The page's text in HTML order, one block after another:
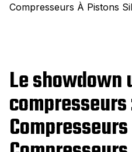
Compresseurs À Pistons
Le showdown
compresseurs
Compresseurs